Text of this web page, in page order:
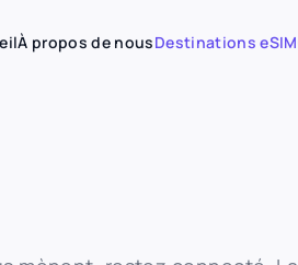
À propos de nousDestinations eSIM